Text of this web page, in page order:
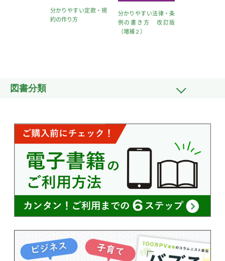
分かりやすい定款・規
約の作り方
分かりやすい法律・条
例の書き方 改訂版
（増補２）
図書分類